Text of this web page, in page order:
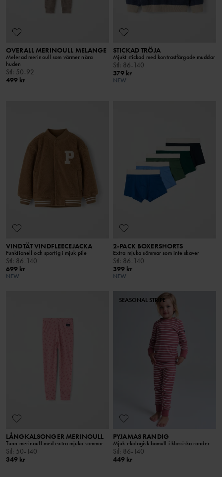
OVERALL MERINOULL MELANGE
Melerad merinoull som värmer nära
huden
Stl: 50-92
499 kr
STICKAD TRÖJA
Mjukt stickad med kontrastfärgade muddar
Stl: 86-140
379 kr
NEW
VINDTÄT VINDFLEECEJACKA
Funktionell och sportig i mjuk pile
Stl: 86-140
699 kr
NEW
2-PACK BOXERSHORTS
Extra mjuka sömmar som inte skaver
Stl: 86-140
399 kr
NEW
LÅNGKALSONGER MERINOULL
Tunn merinoull med extra mjuka sömmar
Stl: 50-140
349 kr
SEASONAL STRIPE
PYJAMAS RANDIG
Mjuk ekologisk bomull i klassiska ränder
Stl: 86-140
449 kr